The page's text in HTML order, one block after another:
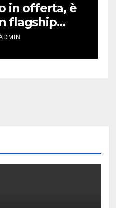
in offerta, è
flagship